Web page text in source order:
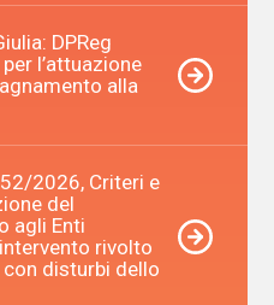
DPReg
l’attuazione
alla
2026, Criteri e
del
agli Enti
rivolto
disturbi dello